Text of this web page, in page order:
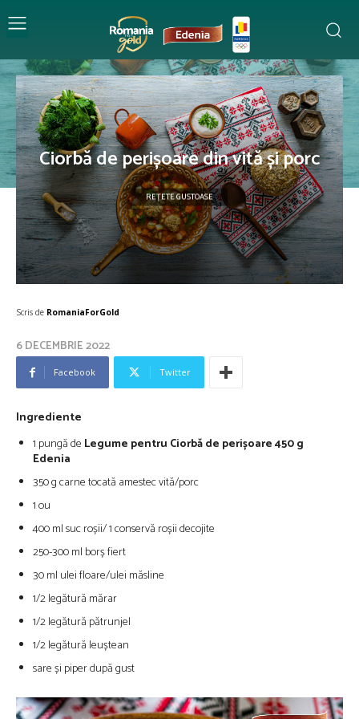
Ciorbă de perișoare din vită și porc
REȚETE GUSTOASE
Scris de RomaniaForGold
6 DECEMBRIE 2022
Facebook Twitter
Ingrediente
1 pungă de Legume pentru Ciorbă de perișoare 450 g
Edenia
350 g carne tocată amestec vită/porc
1 ou
400 ml suc roșii/ 1 conservă roșii decojite
250-300 ml borș fiert
30 ml ulei floare/ulei măsline
1/2 legătură mărar
1/2 legătură pătrunjel
1/2 legătură leuștean
sare și piper după gust